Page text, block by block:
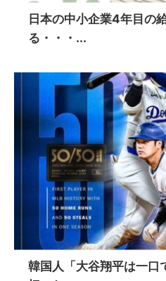
日本の中小企業4年目の
る・・・...
韓国人「大谷翔平は一口